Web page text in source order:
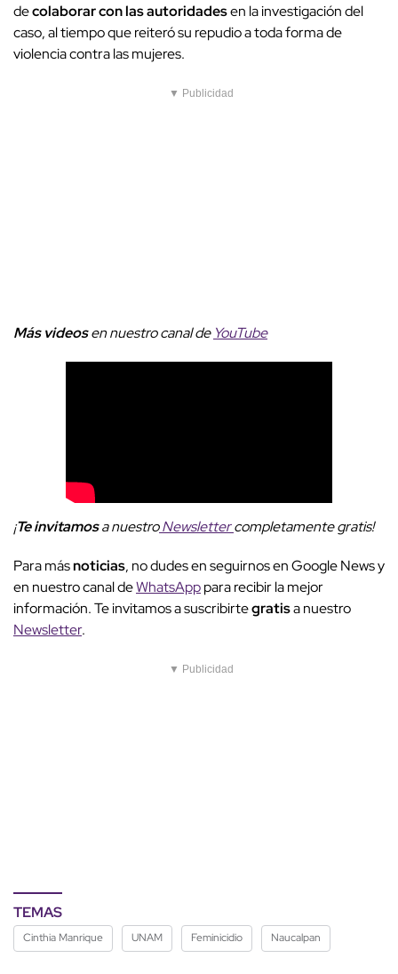
decolaborar con las autoridadesen la investigación del
caso, al tiempo que reiteró su repudio a toda forma de
violencia contra las mujeres.
▼ Publicidad
Más videosen nuestro canal de YouTube
¡Te invitamosa nuestroNewslettercompletamente gratis!
Para másnoticias, no dudes en seguirnos en Google News y
en nuestro canal deWhatsApppara recibir la mejor
información. Te invitamos a suscribirtegratisa nuestro
Newsletter.
▼ Publicidad
TEMAS
Cinthia Manrique UNAM Feminicidio Naucalpan